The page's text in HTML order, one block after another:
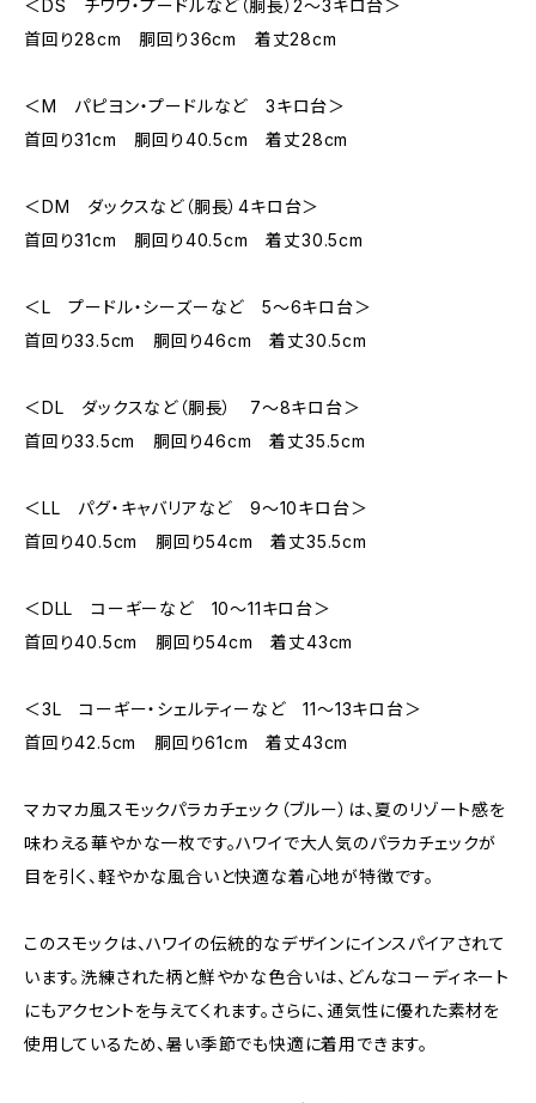
＜DS チワワ・プードルなど（胴長）2～3キロ台＞
首回り28cm 胴回り36cm 着丈28cm
＜M パピヨン・プードルなど 3キロ台＞
首回り31cm 胴回り40.5cm 着丈28cm
＜DM ダックスなど（胴長）4キロ台＞
首回り31cm 胴回り40.5cm 着丈30.5cm
＜L プードル・シーズーなど 5～6キロ台＞
首回り33.5cm 胴回り46cm 着丈30.5cm
＜DL ダックスなど（胴長） 7～8キロ台＞
首回り33.5cm 胴回り46cm 着丈35.5cm
＜LL パグ・キャバリアなど 9～10キロ台＞
首回り40.5cm 胴回り54cm 着丈35.5cm
＜DLL コーギーなど 10～11キロ台＞
首回り40.5cm 胴回り54cm 着丈43cm
＜3L コーギー・シェルティーなど 11～13キロ台＞
首回り42.5cm 胴回り61cm 着丈43cm
マカマカ風スモックパラカチェック（ブルー）は、夏のリゾート感を
味わえる華やかな一枚です。ハワイで大人気のパラカチェックが
目を引く、軽やかな風合いと快適な着心地が特徴です。
このスモックは、ハワイの伝統的なデザインにインスパイアされて
います。洗練された柄と鮮やかな色合いは、どんなコーディネート
にもアクセントを与えてくれます。さらに、通気性に優れた素材を
使用しているため、暑い季節でも快適に着用できます。